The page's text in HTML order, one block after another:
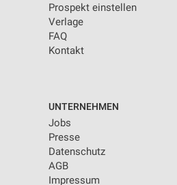
Prospekt einstellen
Verlage
FAQ
Kontakt
UNTERNEHMEN
Jobs
Presse
Datenschutz
AGB
Impressum